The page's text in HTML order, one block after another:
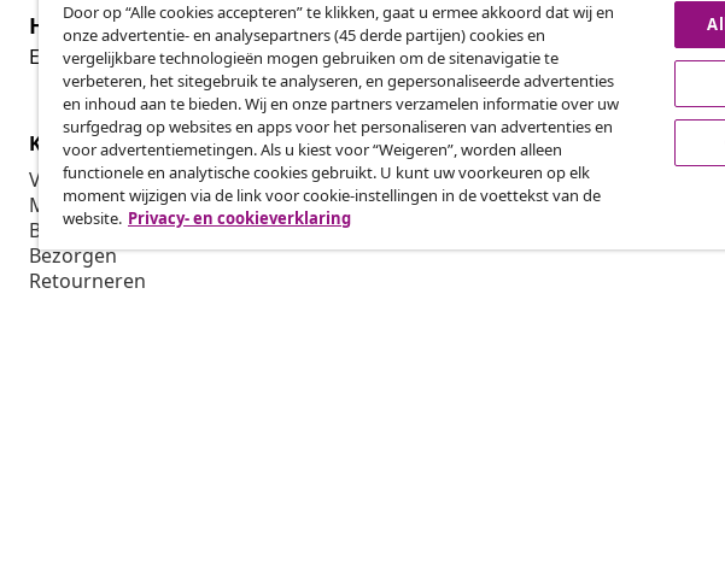
Herroeping van de overeenkomst
Een annulering voor je bestelling indienen
Herroeping van de
Klantenservice
Volg je bestelling
Mijn account
Betalen
Bezorgen
Retourneren
Zakelijk
Affiliateprogramma
Produceren voor vidaXL
Door op “Alle cookies accepteren” te klikken, gaat u ermee akkoord dat wij en
onze advertentie- en analysepartners (45 derde partijen) cookies en
vergelijkbare technologieën mogen gebruiken om de sitenavigatie te
verbeteren, het sitegebruik te analyseren, en gepersonaliseerde advertenties
en inhoud aan te bieden. Wij en onze partners verzamelen informatie over uw
surfgedrag op websites en apps voor het personaliseren van advertenties en
voor advertentiemetingen. Als u kiest voor “Weigeren”, worden alleen
functionele en analytische cookies gebruikt. U kunt uw voorkeuren op elk
moment wijzigen via de link voor cookie-instellingen in de voettekst van de
website. Privacy- en cookieverklaring